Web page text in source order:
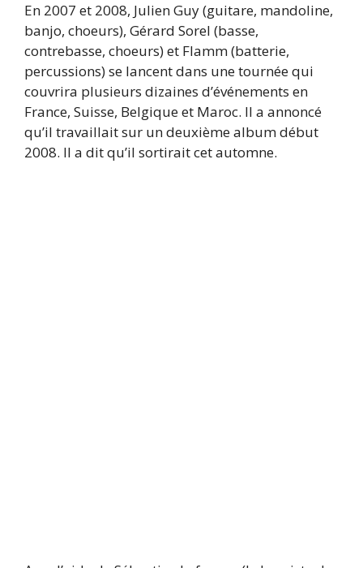
En 2007 et 2008, Julien Guy (guitare, mandoline,
banjo, choeurs), Gérard Sorel (basse,
contrebasse, choeurs) et Flamm (batterie,
percussions) se lancent dans une tournée qui
couvrira plusieurs dizaines d’événements en
France, Suisse, Belgique et Maroc. Il a annoncé
qu’il travaillait sur un deuxième album début
2008. Il a dit qu’il sortirait cet automne.